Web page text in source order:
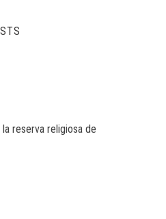
reserva religiosa de